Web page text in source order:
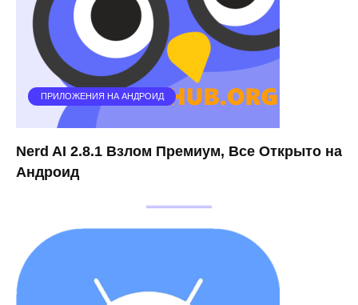
ПРИЛОЖЕНИЯ НА АНДРОИД
Nerd AI 2.8.1 Взлом Премиум, Все Открыто на
Андроид